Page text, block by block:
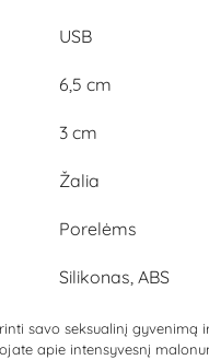
USB
6,5 cm
3 cm
Žalia
Porelėms
Silikonas, ABS
savo seksualinį gyvenimą
apie intensyvesnį